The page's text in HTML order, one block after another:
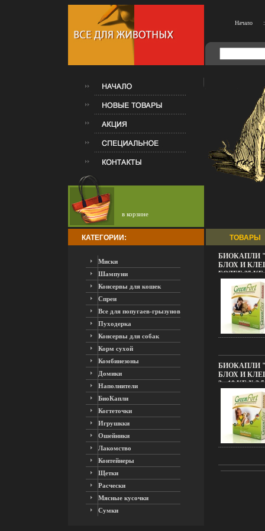
Начало
в корзине
КАТЕГОРИИ:
Миски
Шампуни
Консервы для кошек
Спреи
Все для попугаев-грызунов
Пуходерка
Консервы для собак
Корм сухой
Комбинезоны
Домики
Наполнители
БиоКапли
Когтеточки
Игрушкки
Ошейники
Лакомство
Контейнеры
Щетки
Расчески
Мясные кусочки
Сумки
ТОВАРЫ
БИОКАПЛИ
БЛОХ И
БОЛЕЕ 25 КГ
ИНФО 4393B.
БИОКАПЛИ
БЛОХ И
2 - 10 КГ Х
ИНФО 4398B.